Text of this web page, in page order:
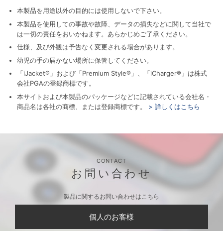
本製品を用途以外の目的には使用しないで下さい。
本製品を使用しての事故や故障、データの損失などに関して当社で
は一切の責任をおいかねます。あらかじめご了承ください。
仕様、及び外観は予告なく変更される場合があります。
幼児の手の届かない場所に保管してください。
「iJacket®」および「Premium Style®」、「iCharger®」は株式
会社PGAの登録商標です。
本サイトおよび本製品のパッケージなどに記載されている会社名・
商品名は各社の商標、または登録商標です。
> 詳しくはこちら
CONTACT
お問い合わせ
製品に関するお問い合わせはこちら
個人のお客様